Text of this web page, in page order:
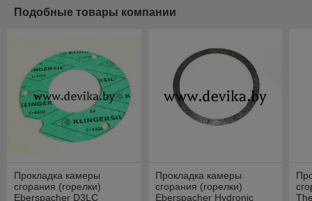
Подобные товары компании
Прокладка камеры
сгорания (горелки)
Eberspacher D3LC
Прокладка камеры
сгорания (горелки)
Eberspacher Hydronic